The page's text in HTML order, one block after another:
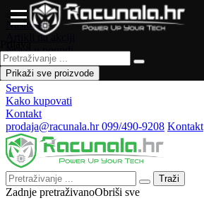
Naslovna
Artikli na akciji
Novo u ponudi
Česta pitanja
Forum
Servis
Kako kupovati
Kontakt
prodaja@racunala.hr099/490-9208 Kontakt
Traži
Zadnje pretraživanoObriši sve
Prikaži sve proizvode